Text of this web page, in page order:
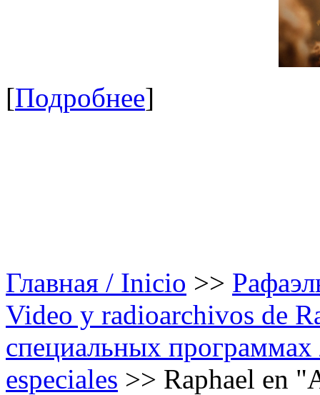
[Подробнее]
Главная / Inicio >>
Video y radioarchivos de
специальных
especiales >> Raphael en